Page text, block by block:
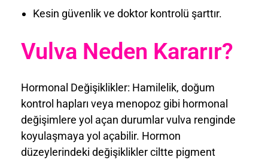
Kesin güvenlik ve doktor kontrolü şarttır.
Vulva Neden Kararır?
Hormonal Değişiklikler: Hamilelik, doğum
kontrol hapları veya menopoz gibi hormonal
değişimlere yol açan durumlar vulva renginde
koyulaşmaya yol açabilir. Hormon
düzeylerindeki değişiklikler ciltte pigment